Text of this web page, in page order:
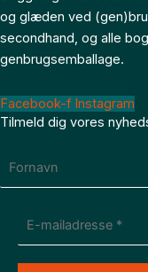
og glæden ved
secondhand, og alle
genbrugsemballage.
Facebook-f Instagram
Tilmeld dig vores